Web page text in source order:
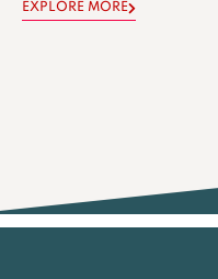
EXPLORE MORE